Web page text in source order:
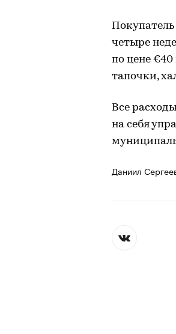
четыре
по цене €40
тапочки,
Все
на себя
Даниил